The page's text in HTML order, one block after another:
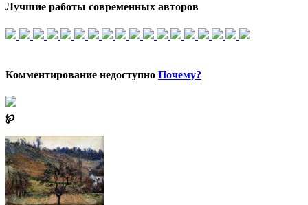
Лучшие работы современных авторов
Комментирование недоступно Почему?
℘